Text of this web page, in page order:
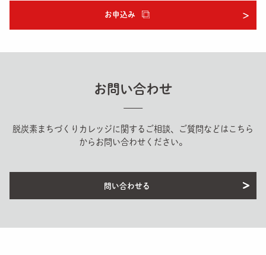
お申込み
お問い合わせ
脱炭素まちづくりカレッジに関するご相談、ご質問などはこちら
からお問い合わせください。
問い合わせる